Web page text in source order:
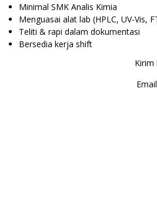
Minimal SMK Analis Kimia
Menguasai alat lab (HPLC, UV-Vis,
Teliti & rapi dalam dokumentasi
Bersedia kerja shift
Kirim